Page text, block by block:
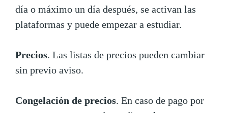
día o máximo un día después, se activan las
plataformas y puede empezar a estudiar.
Precios. Las listas de precios pueden cambiar
sin previo aviso.
Congelación de precios. En caso de pago por